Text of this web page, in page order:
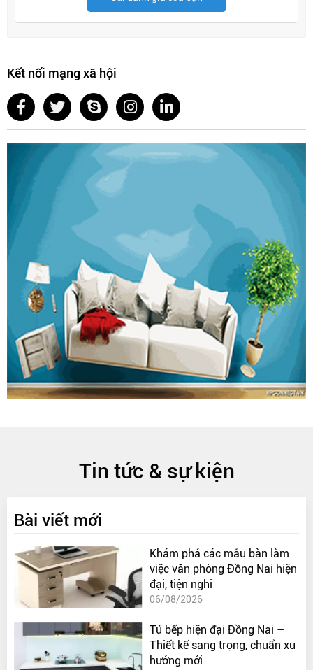
Kết nối mạng xã hội
Tin tức & sự kiện
Bài viết mới
Khám phá các mẫu bàn làm
việc văn phòng Đồng Nai hiện
đại, tiện nghi
06/08/2026
Tủ bếp hiện đại Đồng Nai –
Thiết kế sang trọng, chuẩn xu
hướng mới